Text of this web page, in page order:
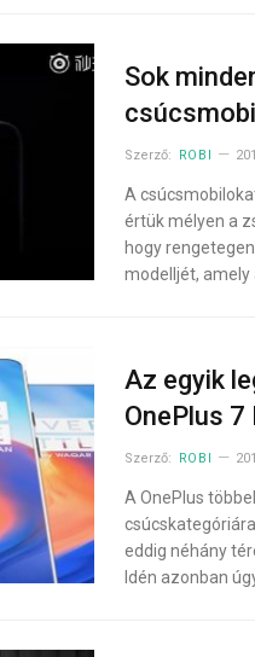
Sok
Szerző: ROBI
A
értük mélyen a
hogy
modelljét, amely
Az egyik
OnePlus 7
Szerző: ROBI
A OnePlus
eddig néhány
Idén azonban